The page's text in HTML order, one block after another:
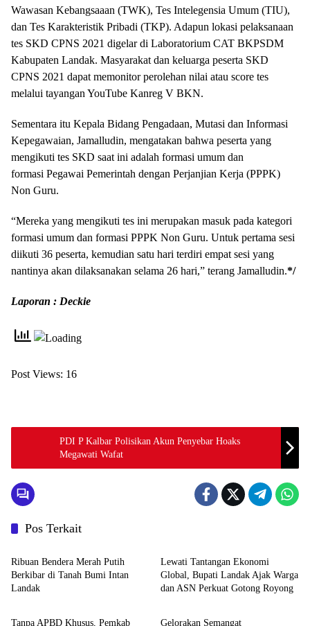
Wawasan Kebangsaaan (TWK), Tes Intelegensia Umum (TIU),
dan Tes Karakteristik Pribadi (TKP). Adapun lokasi pelaksanaan
tes SKD CPNS 2021 digelar di Laboratorium CAT BKPSDM
Kabupaten Landak. Masyarakat dan keluarga peserta SKD
CPNS 2021 dapat memonitor perolehan nilai atau score tes
melalui tayangan YouTube Kanreg V BKN.
Sementara itu Kepala Bidang Pengadaan, Mutasi dan Informasi
Kepegawaian, Jamalludin, mengatakan bahwa peserta yang
mengikuti tes SKD saat ini adalah formasi umum dan
formasi Pegawai Pemerintah dengan Perjanjian Kerja (PPPK)
Non Guru.
“Mereka yang mengikuti tes ini merupakan masuk pada kategori
formasi umum dan formasi PPPK Non Guru. Untuk pertama sesi
diikuti 36 peserta, kemudian satu hari terdiri empat sesi yang
nantinya akan dilaksanakan selama 26 hari,” terang Jamalludin.*/
Laporan : Deckie
Post Views: 16
PDI P Kalbar Polisikan Akun Penyebar Hoaks
Megawati Wafat
Pos Terkait
Pemerintahan dan Politik
Ribuan Bendera Merah Putih
Berkibar di Tanah Bumi Intan
Landak
Lewati Tantangan Ekonomi
Global, Bupati Landak Ajak Warga
dan ASN Perkuat Gotong Royong
Pemerintahan dan Politik
Tanpa APBD Khusus, Pemkab
Pemerintahan dan Politik
Gelorakan Semangat